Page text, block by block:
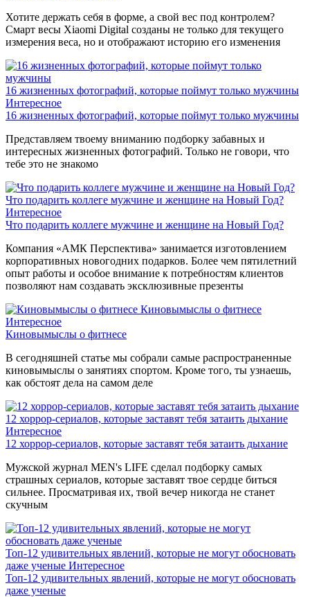
Хотите держать себя в форме, а свой вес под контролем?
Смарт весы Xiaomi Digital созданы не только для текущего
измерения веса, но и отображают историю его изменения
16 жизненных фотографий, которые поймут только мужчины
Интересное
16 жизненных фотографий, которые поймут только мужчины
Представляем твоему вниманию подборку забавных и
интересных жизненных фотографий. Только не говори, что
тебе это не знакомо
Что подарить коллеге мужчине и женщине на Новый Год?
Интересное
Что подарить коллеге мужчине и женщине на Новый Год?
Компания «АМК Перспектива» занимается изготовлением
корпоративных новогодних подарков. Более чем пятилетний
опыт работы и особое внимание к потребностям клиентов
позволяют нам создавать эксклюзивные презенты
Киновымыслы о фитнесе
Интересное
Киновымыслы о фитнесе
В сегодняшней статье мы собрали самые распространенные
киновымыслы о занятиях спортом. Кроме того, ты узнаешь,
как обстоят дела на самом деле
12 хоррор-сериалов, которые заставят тебя затаить дыхание
Интересное
12 хоррор-сериалов, которые заставят тебя затаить дыхание
Мужской журнал MEN's LIFE сделал подборку самых
страшных сериалов, которые заставят твое сердце биться
сильнее. Просматривая их, твой вечер никогда не станет
скучным
Топ-12 удивительных явлений, которые не могут обосновать
даже ученые Интересное
Топ-12 удивительных явлений, которые не могут обосновать
даже ученые